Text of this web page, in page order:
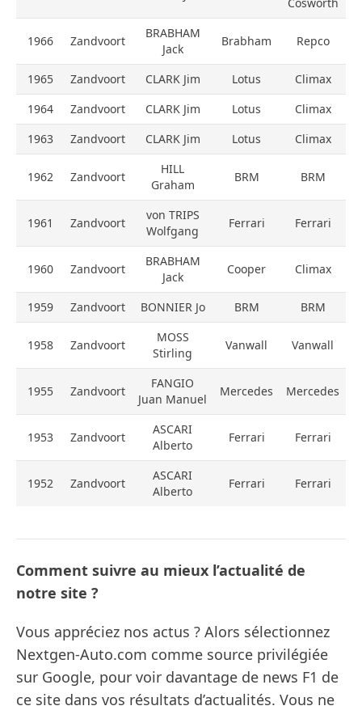
Cosworth
1966 Zandvoort
BRABHAM
Jack
Brabham Repco
1965 Zandvoort CLARK Jim Lotus
Climax
1964
Zandvoort CLARK Jim Lotus
Climax
1963
Zandvoort CLARK Jim Lotus Climax
1962 Zandvoort
HILL
Graham
BRM BRM
1961 Zandvoort
von TRIPS
Wolfgang
Ferrari Ferrari
1960 Zandvoort
BRABHAM
Jack
Cooper Climax
1959 Zandvoort BONNIER Jo BRM BRM
1958 Zandvoort
MOSS
Stirling
Vanwall Vanwall
1955 Zandvoort
FANGIO
Juan Manuel
Mercedes Mercedes
1953 Zandvoort
ASCARI
Alberto
Ferrari Ferrari
1952 Zandvoort
ASCARI
Alberto
Ferrari Ferrari
Comment suivre au mieux l’actualité de
notre site ?
Vous appréciez nos actus ? Alors sélectionnez
Nextgen-Auto.com comme source privilégiée
sur Google, pour voir davantage de news F1 de
ce site dans vos résultats d’actualités. Vous ne